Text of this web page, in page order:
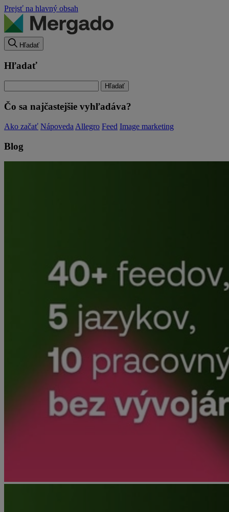
Prejsť na hlavný obsah
Hľadať
Hľadať
Čo sa najčastejšie vyhľadáva?
Ako začať Nápoveda Allegro Feed Image marketing
Blog